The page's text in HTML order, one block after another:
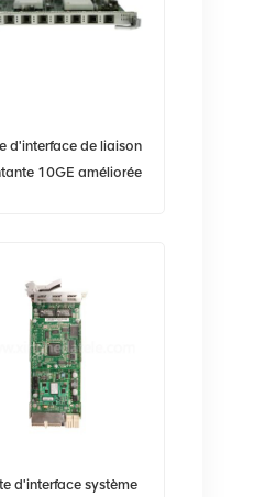
d'interface de liaison
10GE améliorée
d'interface système